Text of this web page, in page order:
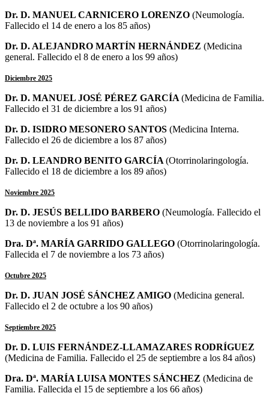
Dr. D. MANUEL CARNICERO LORENZO (Neumología.
Fallecido el 14 de enero a los 85 años)
Dr. D. ALEJANDRO MARTÍN HERNÁNDEZ (Medicina
general. Fallecido el 8 de enero a los 99 años)
Diciembre 2025
Dr. D. MANUEL JOSÉ PÉREZ GARCÍA (Medicina de Familia.
Fallecido el 31 de diciembre a los 91 años)
Dr. D. ISIDRO MESONERO SANTOS (Medicina Interna.
Fallecido el 26 de diciembre a los 87 años)
Dr. D. LEANDRO BENITO GARCÍA (Otorrinolaringología.
Fallecido el 18 de diciembre a los 89 años)
Noviembre 2025
Dr. D. JESÚS BELLIDO BARBERO (Neumología. Fallecido el
13 de noviembre a los 91 años)
Dra. Dª. MARÍA GARRIDO GALLEGO (Otorrinolaringología.
Fallecida el 7 de noviembre a los 73 años)
Octubre 2025
Dr. D. JUAN JOSÉ SÁNCHEZ AMIGO (Medicina general.
Fallecido el 2 de octubre a los 90 años)
Septiembre 2025
Dr. D. LUIS FERNÁNDEZ-LLAMAZARES RODRÍGUEZ
(Medicina de Familia. Fallecido el 25 de septiembre a los 84 años)
Dra. Dª. MARÍA LUISA MONTES SÁNCHEZ (Medicina de
Familia. Fallecida el 15 de septiembre a los 66 años)